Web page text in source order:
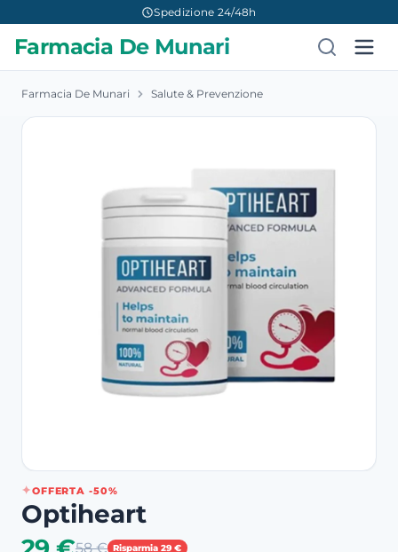
Spedizione 24/48h
Farmacia De Munari
Farmacia De Munari Salute & Prevenzione
OFFERTA -50%
Optiheart
58 € Risparmia 29 €